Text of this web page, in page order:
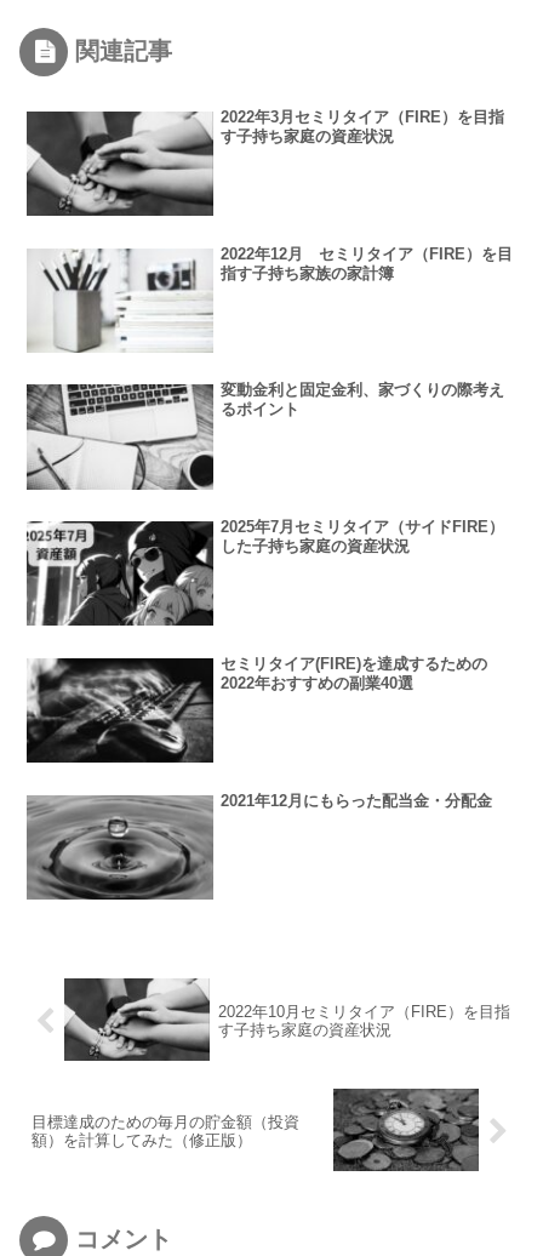
関連記事
2022年3月セミリタイア（FIRE）を目指
す子持ち家庭の資産状況
2022年12月 セミリタイア（FIRE）を目
指す子持ち家族の家計簿
変動金利と固定金利、家づくりの際考え
るポイント
2025年7月セミリタイア（サイドFIRE）
した子持ち家庭の資産状況
セミリタイア(FIRE)を達成するための
2022年おすすめの副業40選
2021年12月にもらった配当金・分配金
2022年10月セミリタイア（FIRE）を目指
す子持ち家庭の資産状況
目標達成のための毎月の貯金額（投資
額）を計算してみた（修正版）
コメント